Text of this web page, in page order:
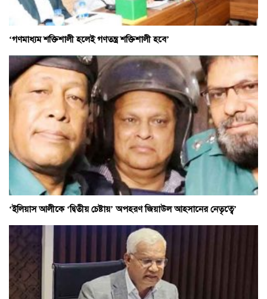
‘গণমাধ্যম শক্তিশালী হলেই গণতন্ত্র শক্তিশালী হবে’
‘ইলিয়াস আলীকে ‘দ্বিতীয় চেষ্টায়’ অপহরণ জিয়াউল আহসানের নেতৃত্বে’